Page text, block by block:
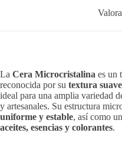
La Cera Microcristalina es un
reconocida por su textura
ideal para una amplia variedad
y artesanales. Su estructura
uniforme y estable, así como
aceites, esencias y colorantes.